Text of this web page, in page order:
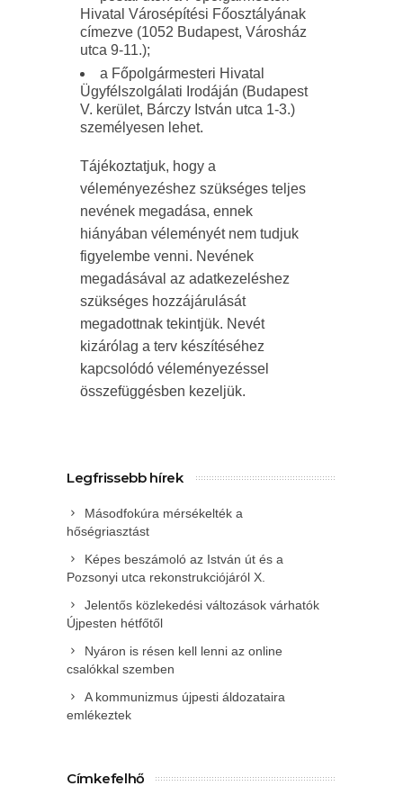
Hivatal Városépítési Főosztályának
címezve (1052 Budapest, Városház
utca 9-11.);
a Főpolgármesteri Hivatal
Ügyfélszolgálati Irodáján (Budapest
V. kerület, Bárczy István utca 1-3.)
személyesen lehet.
Tájékoztatjuk, hogy a
véleményezéshez szükséges teljes
nevének megadása, ennek
hiányában véleményét nem tudjuk
figyelembe venni. Nevének
megadásával az adatkezeléshez
szükséges hozzájárulását
megadottnak tekintjük. Nevét
kizárólag a terv készítéséhez
kapcsolódó véleményezéssel
összefüggésben kezeljük.
Legfrissebb hírek
Másodfokúra mérsékelték a
hőségriasztást
Képes beszámoló az István út és a
Pozsonyi utca rekonstrukciójáról X.
Jelentős közlekedési változások várhatók
Újpesten hétfőtől
Nyáron is résen kell lenni az online
csalókkal szemben
A kommunizmus újpesti áldozataira
emlékeztek
Címkefelhő